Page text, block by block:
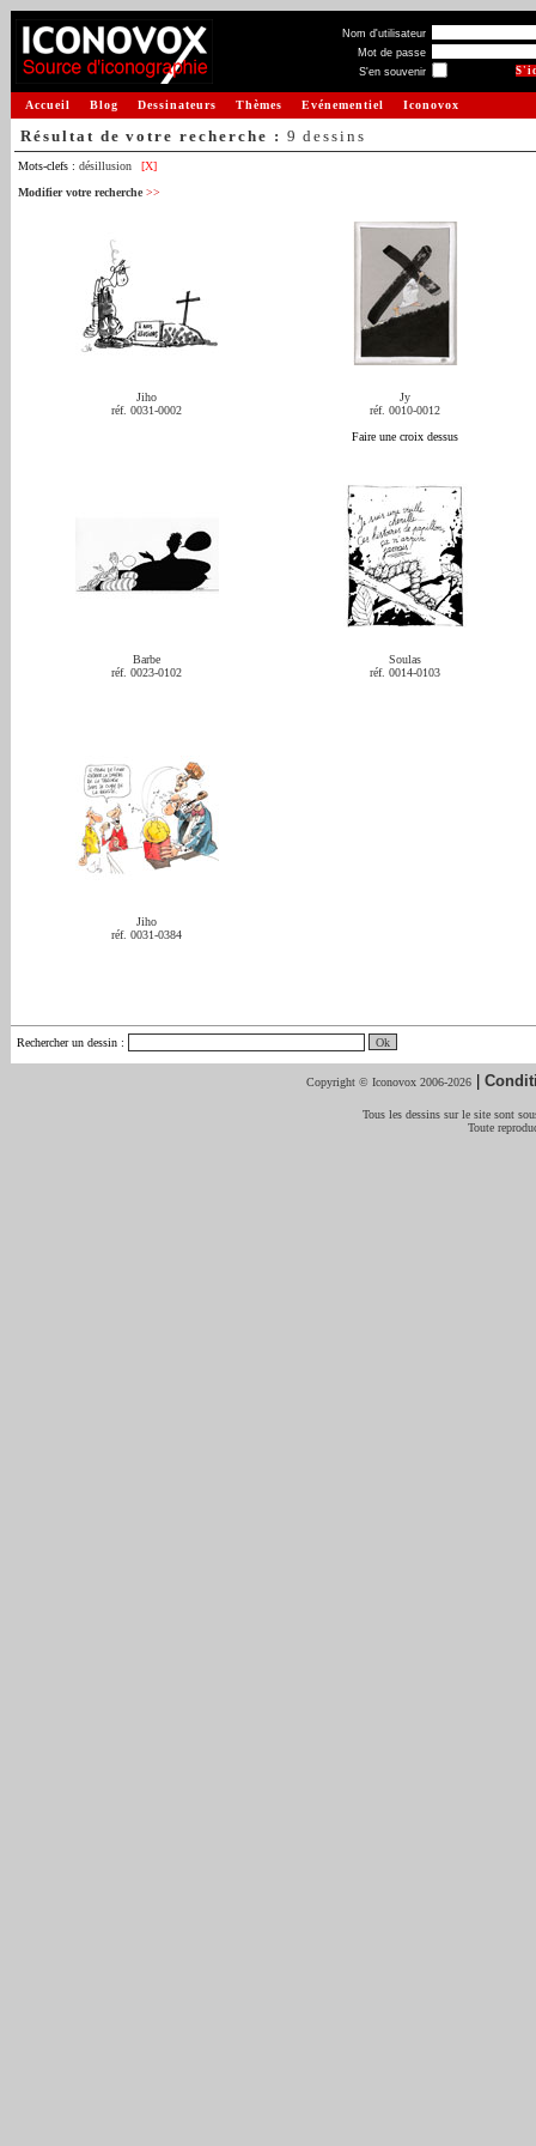
Nom d'utilisateur
Mot de passe
S'en souvenir
Accueil Blog Dessinateurs Thèmes Evénementiel Iconovox
Résultat de votre recherche : 9 dessins
Mots-clefs : désillusion
[X]
Modifier votre recherche >>
Jiho
réf. 0031-0002
Jy
réf. 0010-0012
Faire une croix dessus
Barbe
réf. 0023-0102
Soulas
réf. 0014-0103
Jiho
réf. 0031-0384
Rechercher un dessin :
Copyright © Iconovox 2006-2026 |
Tous les dessins sur le site sont
Toute